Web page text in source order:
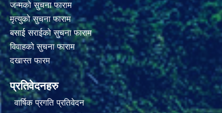
जन्मको सुचना फाराम
मृत्युको सुचना फाराम
बसाई सराईको सुचना फाराम
विवाहको सुचना फाराम
दखास्त फारम
प्रतिवेदनहरु
वार्षिक प्रगति प्रतिवेदन